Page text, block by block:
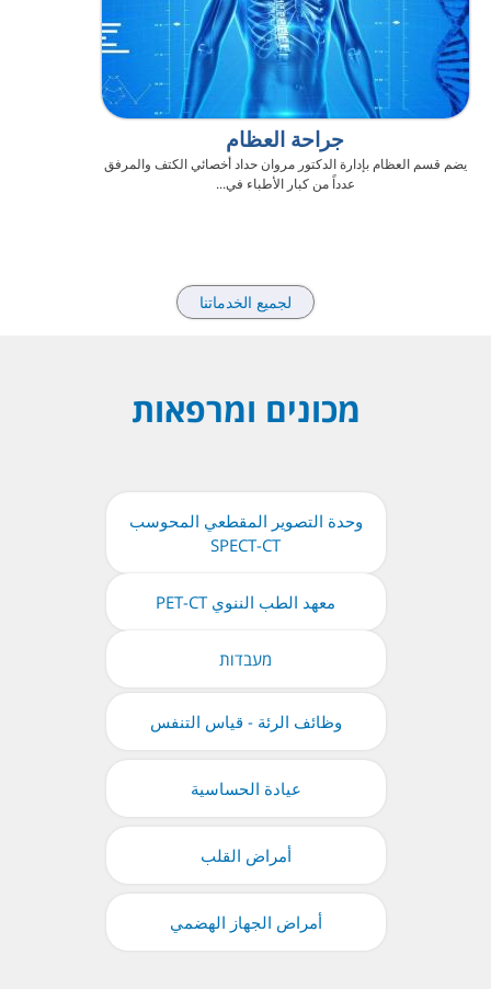
جراحة العظام
يضم قسم العظام بإدارة الدكتور مروان حداد أخصائي الكتف والمرفق
عدداً من كبار الأطباء في...
لجميع الخدماتنا
מכונים ומרפאות
وحدة التصوير المقطعي المحوسب
SPECT-CT
معهد الطب الننوي PET-CT
מעבדות
وظائف الرئة - قياس التنفس
عيادة الحساسية
أمراض القلب
أمراض الجهاز الهضمي